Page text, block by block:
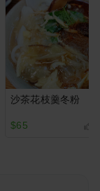
沙茶花枝羹冬粉
$65